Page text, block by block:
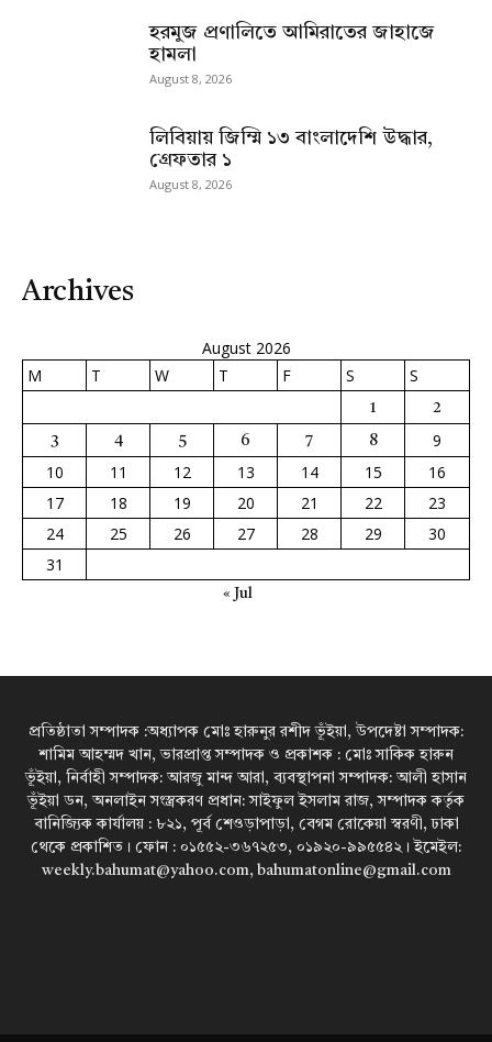
হরমুজ প্রণালিতে আমিরাতের জাহাজে
হামলা
August 8, 2026
লিবিয়ায় জিম্মি ১৩ বাংলাদেশি উদ্ধার,
গ্রেফতার ১
August 8, 2026
Archives
August 2026
M
T W T F S S
1 2
3 4 5 6 7 8
9
10
11 12 13 14 15
16
17
18 19 20 21 22
23
24
25 26 27 28 29
30
31
« Jul
প্রতিষ্ঠাতা সম্পাদক :অধ্যাপক মোঃ হারুনুর রশীদ ভূঁইয়া, উপদেষ্টা সম্পাদক:
শামিম আহম্মদ খান, ভারপ্রাপ্ত সম্পাদক ও প্রকাশক : মোঃ সাকিক হারুন
ভূঁইয়া, নির্বাহী সম্পাদক: আরজু মান্দ আরা, ব্যবস্থাপনা সম্পাদক: আলী হাসান
ভূঁইয়া ডন, অনলাইন সংস্ত্রকরণ প্রধান: সাইফুল ইসলাম রাজ, সম্পাদক কর্তৃক
বানিজ্যিক কার্যালয় : ৮২১, পূর্ব শেওড়াপাড়া, বেগম রোকেয়া স্বরণী, ঢাকা
থেকে প্রকাশিত। ফোন : ০১৫৫২-৩৬৭২৫৩, ০১৯২০-৯৯৫৫৪২। ইমেইল:
weekly.bahumat@yahoo.com, bahumatonline@gmail.com